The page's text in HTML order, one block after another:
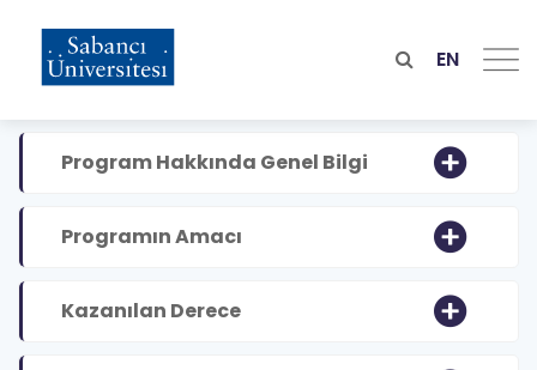
content
EN
Program Hakkında Genel Bilgi
Programın Amacı
Kazanılan Derece